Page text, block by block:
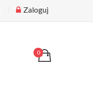
Zaloguj
0